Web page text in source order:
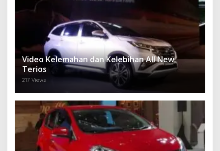
Video Kelemahan dan Kelebihan All New
Terios
217 Views